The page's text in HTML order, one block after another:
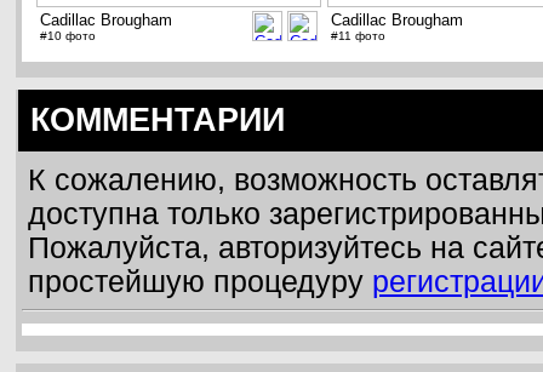
Cadillac Brougham
#10 фото
Cadillac Brougham
#11 фото
КОММЕНТАРИИ
К сожалению, возможность
доступна только
Пожалуйста, авторизуйтесь на
простейшую процедуру